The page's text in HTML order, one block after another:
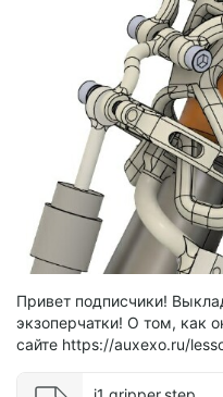
Привет подписчики!
экзоперчатки! О том, как
сайте https://auxexo.ru/